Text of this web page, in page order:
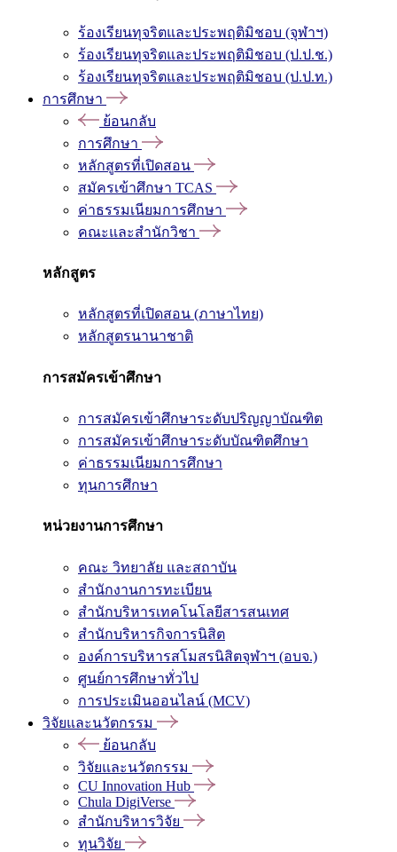
ร้องเรียนทุจริตและประพฤติมิชอบ (จุฬาฯ)
ร้องเรียนทุจริตและประพฤติมิชอบ (ป.ป.ช.)
ร้องเรียนทุจริตและประพฤติมิชอบ (ป.ป.ท.)
การศึกษา
ย้อนกลับ
การศึกษา
หลักสูตรที่เปิดสอน
สมัครเข้าศึกษา TCAS
ค่าธรรมเนียมการศึกษา
คณะและสำนักวิชา
หลักสูตร
หลักสูตรที่เปิดสอน (ภาษาไทย)
หลักสูตรนานาชาติ
การสมัครเข้าศึกษา
การสมัครเข้าศึกษาระดับปริญญาบัณฑิต
การสมัครเข้าศึกษาระดับบัณฑิตศึกษา
ค่าธรรมเนียมการศึกษา
ทุนการศึกษา
หน่วยงานการศึกษา
คณะ วิทยาลัย และสถาบัน
สำนักงานการทะเบียน
สำนักบริหารเทคโนโลยีสารสนเทศ
สำนักบริหารกิจการนิสิต
องค์การบริหารสโมสรนิสิตจุฬาฯ (อบจ.)
ศูนย์การศึกษาทั่วไป
การประเมินออนไลน์ (MCV)
วิจัยและนวัตกรรม
ย้อนกลับ
วิจัยและนวัตกรรม
CU Innovation Hub
Chula DigiVerse
สำนักบริหารวิจัย
ทุนวิจัย